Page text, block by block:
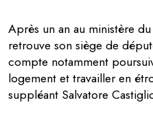
Après un an au ministère
retrouve son siège de
compte notamment
logement et travailler en
suppléant Salvatore